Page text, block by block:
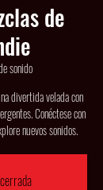
de
sonido
divertida velada con
Conéctese con
nuevos sonidos.